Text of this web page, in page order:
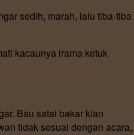
sedih, marah, lalu tiba-tiba
kacaunya irama ketuk
Bau satai bakar kian
tidak sesuai dengan acara,